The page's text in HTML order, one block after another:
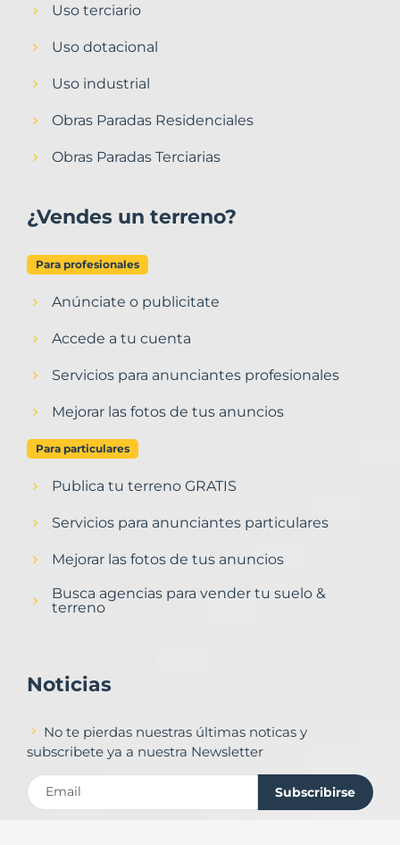
Uso terciario
Uso dotacional
Uso industrial
Obras Paradas Residenciales
Obras Paradas Terciarias
¿Vendes un terreno?
Para profesionales
Anúnciate o publicitate
Accede a tu cuenta
Servicios para anunciantes profesionales
Mejorar las fotos de tus anuncios
Para particulares
Publica tu terreno GRATIS
Servicios para anunciantes particulares
Mejorar las fotos de tus anuncios
Busca agencias para vender tu suelo &
terreno
Noticias
No te pierdas nuestras últimas noticas y
subscribete ya a nuestra Newsletter
Subscribirse